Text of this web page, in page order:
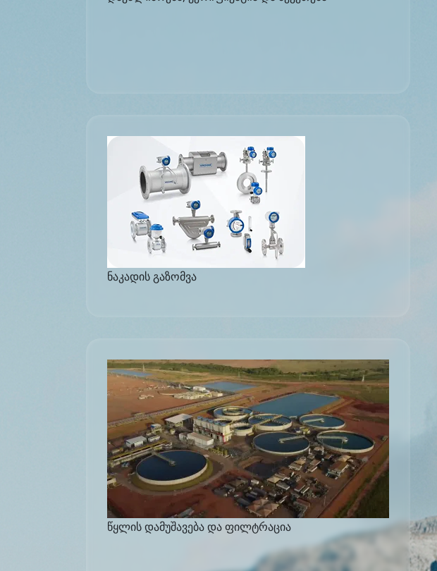
ნაკადის გაზომვა
წყლის დამუშავება და ფილტრაცია